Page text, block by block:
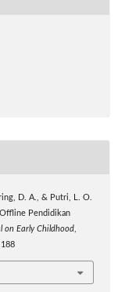
D. A., & Putri, L. O.
Pendidikan
on Early Childhood,